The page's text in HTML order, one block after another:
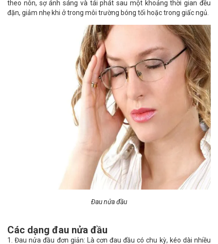
theo nôn, sợ ánh sáng và tái phát sau một khoảng thời gian đều
đặn, giảm nhẹ khi ở trong môi trường bóng tối hoặc trong giấc ngủ.
Đau nửa đầu
Các dạng đau nửa đầu
1. Đau nửa đầu đơn giản: Là cơn đau đầu có chu kỳ, kéo dài nhiều